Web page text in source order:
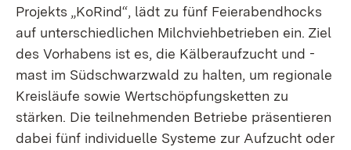
Projekts „KoRind“, lädt zu fünf Feierabendhocks
auf unterschiedlichen Milchviehbetrieben ein. Ziel
des Vorhabens ist es, die Kälberaufzucht und -
mast im Südschwarzwald zu halten, um regionale
Kreisläufe sowie Wertschöpfungsketten zu
stärken. Die teilnehmenden Betriebe präsentieren
dabei fünf individuelle Systeme zur Aufzucht oder